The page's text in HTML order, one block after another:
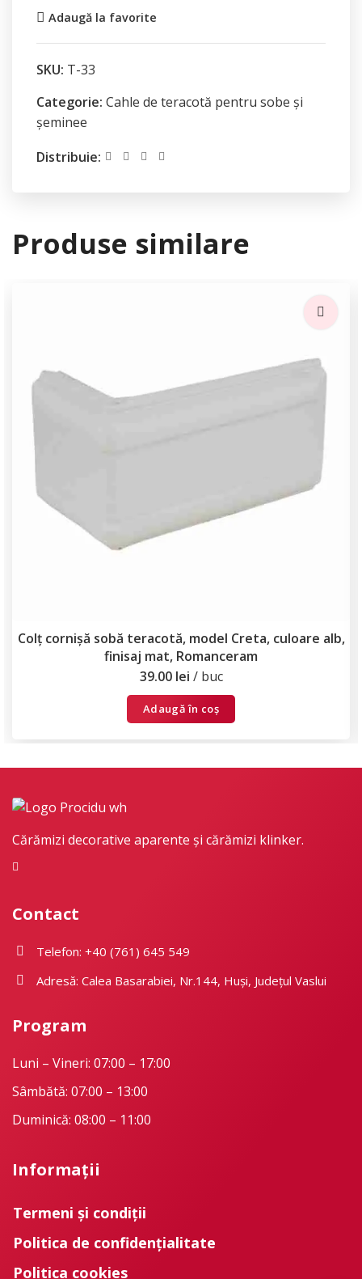
Adaugă la favorite
SKU: T-33
Categorie: Cahle de teracotă pentru sobe și
șeminee
Distribuie:
Produse similare
Colț cornișă sobă teracotă, model Creta, culoare alb,
finisaj mat, Romanceram
39.00 lei buc
Adaugă în coș
Cărămizi decorative aparente și cărămizi klinker.
Contact
Telefon: +40 (761) 645 549
Adresă: Calea Basarabiei, Nr.144, Huși, Județul Vaslui
Program
Luni – Vineri: 07:00 – 17:00
Sâmbătă: 07:00 – 13:00
Duminică: 08:00 – 11:00
Informații
Termeni și condiții
Politica de confidențialitate
Politica cookies